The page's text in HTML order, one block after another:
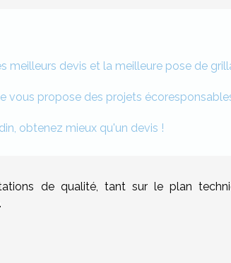
meilleurs devis et la meilleure pose de
vous propose des projets
obtenez mieux qu'un devis !
de qualité, tant sur le plan